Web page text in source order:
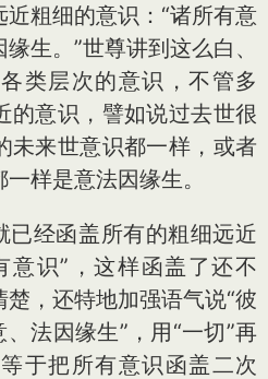
粗细的意识：“诸所有意
生。”世尊讲到这么白、
类层次的意识，不管多
的意识，譬如说过去世很
未来世意识都一样，或者
样是意法因缘生。
已经函盖所有的粗细远近
意识”，这样函盖了还不
，还特地加强语气说“彼
法因缘生”，用“一切”再
于把所有意识函盖二次